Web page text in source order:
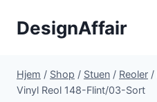
DesignAffair
Hjem / Shop / Stuen / Reoler /
Vinyl Reol 148-Flint/03-Sort